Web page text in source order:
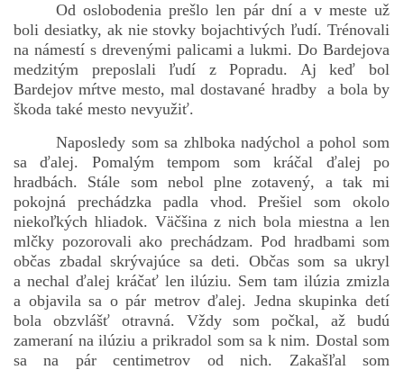
© 2026 eStránky.sk|RSS |WebSlice |Aktualizované 5. 8. 2026 |
Hore ↑
Od oslobodenia prešlo len pár dní a v meste už
boli desiatky, ak nie stovky bojachtivých ľudí. Trénovali
na námestí s drevenými palicami a lukmi. Do Bardejova
medzitým preposlali ľudí z Popradu. Aj keď bol
Bardejov mŕtve mesto, mal dostavané hradby a bola by
škoda také mesto nevyužiť.
Naposledy som sa zhlboka nadýchol a pohol som
sa ďalej. Pomalým tempom som kráčal ďalej po
hradbách. Stále som nebol plne zotavený, a tak mi
pokojná prechádzka padla vhod. Prešiel som okolo
niekoľkých hliadok. Väčšina z nich bola miestna a len
mlčky pozorovali ako prechádzam. Pod hradbami som
občas zbadal skrývajúce sa deti. Občas som sa ukryl
a nechal ďalej kráčať len ilúziu. Sem tam ilúzia zmizla
a objavila sa o pár metrov ďalej. Jedna skupinka detí
bola obzvlášť otravná. Vždy som počkal, až budú
zameraní na ilúziu a prikradol som sa k nim. Dostal som
sa na pár centimetrov od nich. Zakašľal som